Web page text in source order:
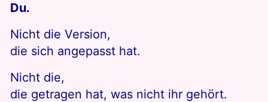
Du.
Nicht die Version,
die sich angepasst hat.
Nicht die,
die getragen hat, was nicht ihr gehört.